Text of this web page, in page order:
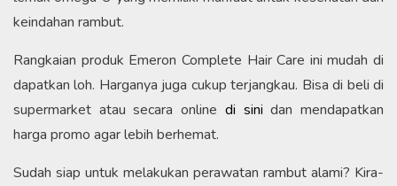
keindahan rambut.
Rangkaian produk Emeron Complete Hair Care ini mudah di
dapatkan loh. Harganya juga cukup terjangkau. Bisa di beli di
supermarket atau secara online di sini dan mendapatkan
harga promo agar lebih berhemat.
Sudah siap untuk melakukan perawatan rambut alami? Kira-